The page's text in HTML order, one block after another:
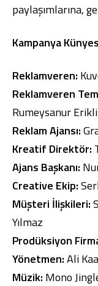
Şube ve ATM’ler
Englishالعربية
paylaşımlarına,
Kampanya
Reklamveren:
Reklamveren
Rumeysanur Erikli
Reklam Ajansı:
Kreatif Direktör:
Ajans Başkanı:
Creative Ekip:
Müşteri İlişkileri:
Yılmaz
Prodüksiyon
Yönetmen:Ali
Müzik: Mono